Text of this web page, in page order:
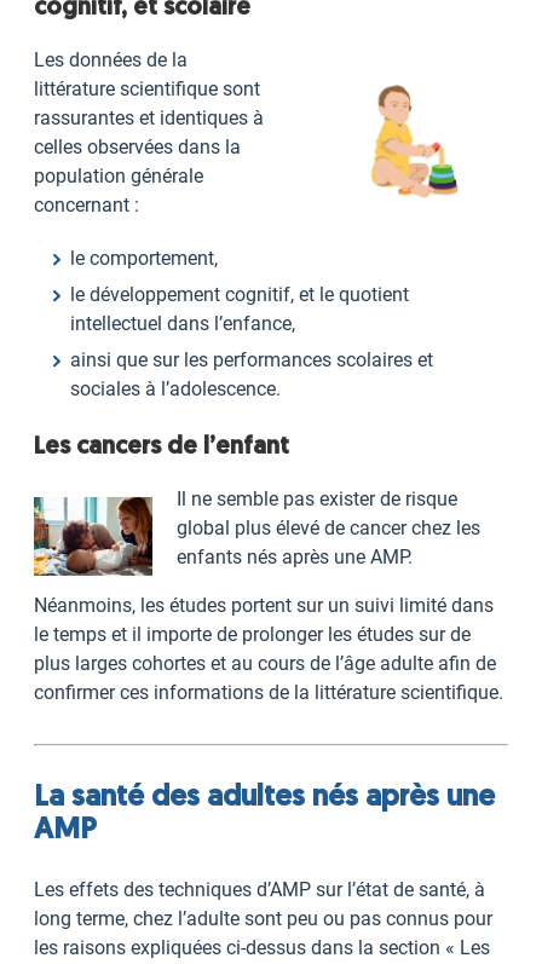
cognitif, et scolaire
Les données de la
littérature scientifique sont
rassurantes et identiques à
celles observées dans la
population générale
concernant :
le comportement,
le développement cognitif, et le quotient
intellectuel dans l’enfance,
ainsi que sur les performances scolaires et
sociales à l’adolescence.
Les cancers de l’enfant
Il ne semble pas exister de risque
global plus élevé de cancer chez les
enfants nés après une AMP.
Néanmoins, les études portent sur un suivi limité dans
le temps et il importe de prolonger les études sur de
plus larges cohortes et au cours de l’âge adulte afin de
confirmer ces informations de la littérature scientifique.
La santé des adultes nés après une
AMP
Les effets des techniques d’AMP sur l’état de santé, à
long terme, chez l’adulte sont peu ou pas connus pour
les raisons expliquées ci-dessus dans la section « Les